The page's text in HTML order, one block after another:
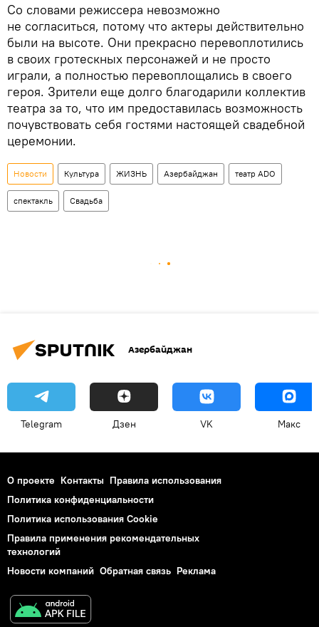
Со словами режиссера невозможно
не согласиться, потому что актеры действительно
были на высоте. Они прекрасно перевоплотились
в своих гротескных персонажей и не просто
играли, а полностью перевоплощались в своего
героя. Зрители еще долго благодарили коллектив
театра за то, что им предоставилась возможность
почувствовать себя гостями настоящей свадебной
церемонии.
Новости Культура ЖИЗНЬ Азербайджан театр ADO
спектакль Свадьба
Азербайджан
Telegram Дзен VK Макс
О проекте Контакты Правила использования
Политика конфиденциальности
Политика использования Cookie
Правила применения рекомендательных
технологий
Новости компаний Обратная связь Реклама